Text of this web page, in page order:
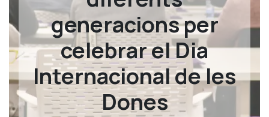
generacions per
celebrar el Dia
Internacional de les
Dones